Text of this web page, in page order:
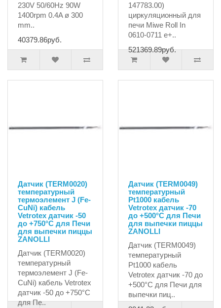
230V 50/60Hz 90W
1400rpm 0.4A ø 300
mm..
40379.86руб.
147783.00)
циркуляционный для
печи Miwe Roll In
0610-0711 e+..
521369.89руб.
Датчик (TERM0020)
температурный
термоэлемент J (Fe-
CuNi) кабель
Vetrotex датчик -50
до +750°C для Печи
для выпечки пиццы
ZANOLLI
Датчик (TERM0020)
температурный
термоэлемент J (Fe-
CuNi) кабель Vetrotex
датчик -50 до +750°C
для Пе..
Датчик (TERM0049)
температурный
Pt1000 кабель
Vetrotex датчик -70
до +500°C для Печи
для выпечки пиццы
ZANOLLI
Датчик (TERM0049)
температурный
Pt1000 кабель
Vetrotex датчик -70 до
+500°C для Печи для
выпечки пиц..